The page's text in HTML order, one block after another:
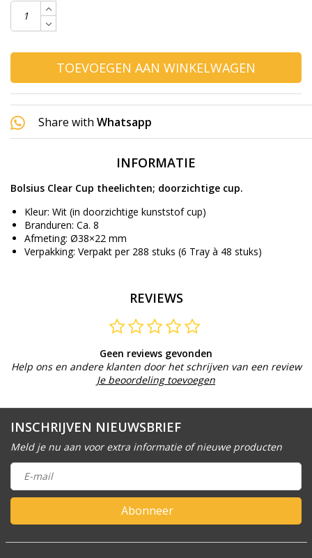
TOEVOEGEN AAN WINKELWAGEN
Share with Whatsapp
INFORMATIE
Bolsius Clear Cup theelichten; doorzichtige cup.
Kleur: Wit (in doorzichtige kunststof cup)
Branduren: Ca. 8
Afmeting: Ø38×22 mm
Verpakking: Verpakt per 288 stuks (6 Tray à 48 stuks)
REVIEWS
Geen reviews gevonden
Help ons en andere klanten door het schrijven van een review
Je beoordeling toevoegen
INSCHRIJVEN NIEUWSBRIEF
Meld je nu aan voor extra informatie of nieuwe producten
Abonneer